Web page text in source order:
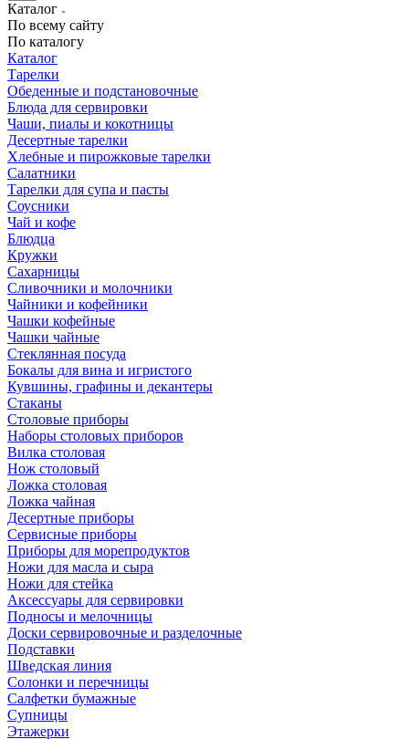
Каталог
По всему сайту
По каталогу
Каталог
Тарелки
Обеденные и подстановочные
Блюда для сервировки
Чаши, пиалы и кокотницы
Десертные тарелки
Хлебные и пирожковые тарелки
Салатники
Тарелки для супа и пасты
Соусники
Чай и кофе
Блюдца
Кружки
Сахарницы
Сливочники и молочники
Чайники и кофейники
Чашки кофейные
Чашки чайные
Стеклянная посуда
Бокалы для вина и игристого
Кувшины, графины и декантеры
Стаканы
Столовые приборы
Наборы столовых приборов
Вилка столовая
Нож столовый
Ложка столовая
Ложка чайная
Десертные приборы
Сервисные приборы
Приборы для морепродуктов
Ножи для масла и сыра
Ножи для стейка
Аксессуары для сервировки
Подносы и мелочницы
Доски сервировочные и разделочные
Подставки
Шведская линия
Солонки и перечницы
Салфетки бумажные
Супницы
Этажерки